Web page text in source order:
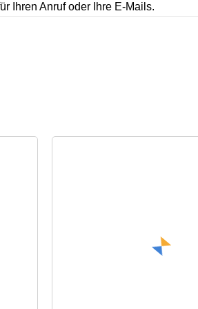
Ihren Anruf oder Ihre E-Mails.